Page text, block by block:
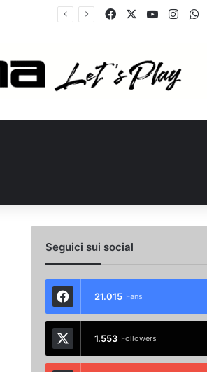
FacebookYou Tube
Seguici sui social
21.015 Fans
1.553 Followers